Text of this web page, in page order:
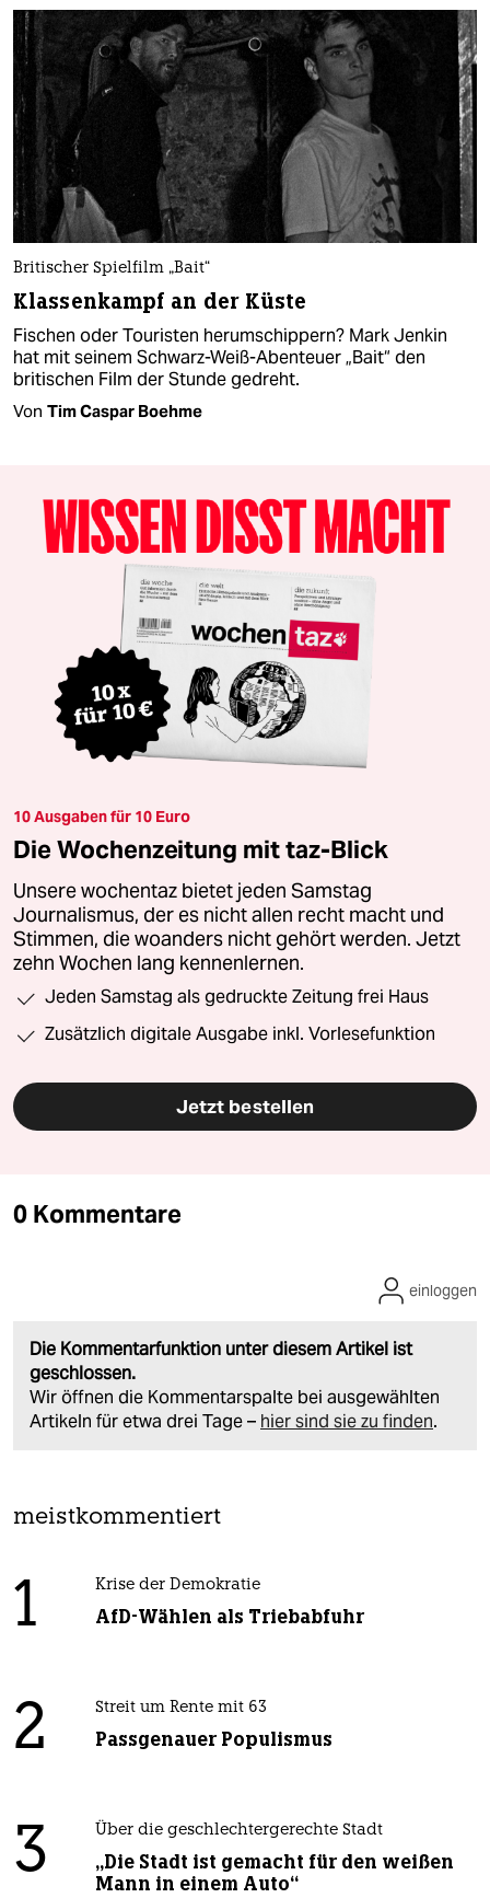
Britischer Spielfilm „Bait“
Klassenkampf an der Küste
Fischen oder Touristen herumschippern? Mark Jenkin
hat mit seinem Schwarz-Weiß-Abenteuer „Bait“ den
britischen Film der Stunde gedreht.
Von Tim Caspar Boehme
10 Ausgaben für 10 Euro
Die Wochenzeitung mit taz-Blick
Unsere wochentaz bietet jeden Samstag
Journalismus, der es nicht allen recht macht und
Stimmen, die woanders nicht gehört werden. Jetzt
zehn Wochen lang kennenlernen.
Jeden Samstag als gedruckte Zeitung frei Haus
Zusätzlich digitale Ausgabe inkl. Vorlesefunktion
Jetzt bestellen
0 Kommentare
Die Kommentarfunktion unter diesem Artikel ist
geschlossen.
Wir öffnen die Kommentarspalte bei ausgewählten
Artikeln für etwa drei Tage – hier sind sie zu finden.
einloggen
meistkommentiert
1 Krise der Demokratie
AfD-Wählen als Triebabfuhr
2 Streit um Rente mit 63
Passgenauer Populismus
3 Über die geschlechtergerechte Stadt
„Die Stadt ist gemacht für den weißen
Mann in einem Auto“